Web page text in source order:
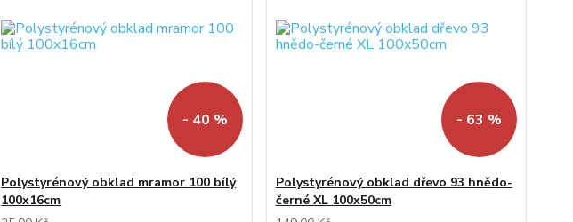
- 40 %
Polystyrénový obklad mramor 100 bílý
100x16cm
- 63 %
Polystyrénový obklad dřevo 93 hnědo-
černé XL 100x50cm